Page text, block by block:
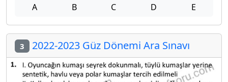
A B C D E
3 2022-2023 Güz Dönemi Ara Sınavı